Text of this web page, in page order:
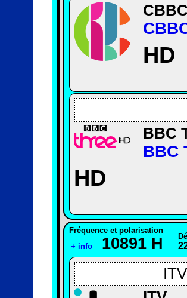
HD
BBC
BBC
HD
Fréquence et polarisation
+ info 10891 H